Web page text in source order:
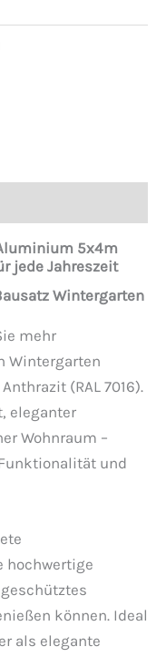
5x4m
jede Jahreszeit
Wintergarten
mehr
Wintergarten
(RAL 7016).
eleganter
Wohnraum –
und
können. Ideal
als elegante